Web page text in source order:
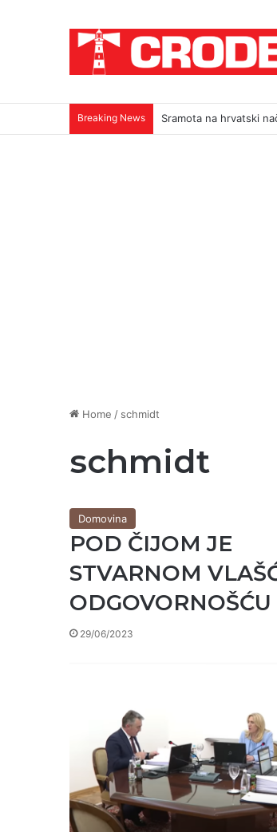
Breaking News Sramota na hrvatski
Home / schmidt
schmidt
Domovina
POD ČIJOM JE
STVARNOM
29/06/2023